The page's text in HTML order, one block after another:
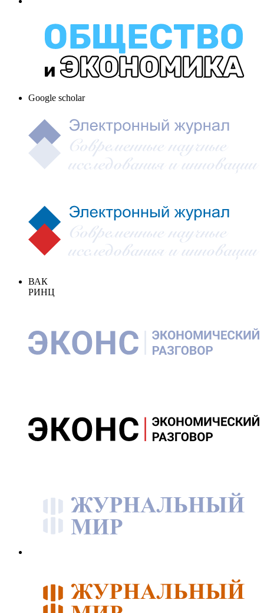
Google scholar
ВАК
РИНЦ